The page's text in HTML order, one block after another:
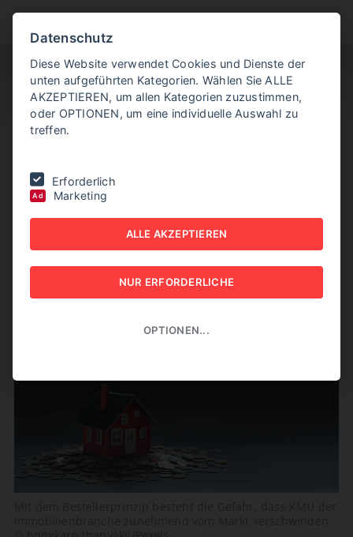
2020| Aufruhr in der Immobilienbranche.
AUFRUHR IN DER
IMMOBILIENBRANCHE.
NEW BUSINESS - NR. 8, OKTOBER 2020
Datenschutz
Diese Website verwendet Cookies und Dienste der
unten aufgeführten Kategorien. Wählen Sie ALLE
AKZEPTIEREN, um allen Kategorien zuzustimmen,
oder OPTIONEN, um eine individuelle Auswahl zu
treffen.
Erforderlich
Ad Marketing
ALLE AKZEPTIEREN
NUR ERFORDERLICHE
OPTIONEN...